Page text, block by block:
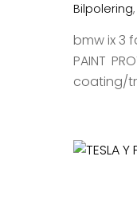
Bilpolering,
bmw ix 3
PAINT
coating/